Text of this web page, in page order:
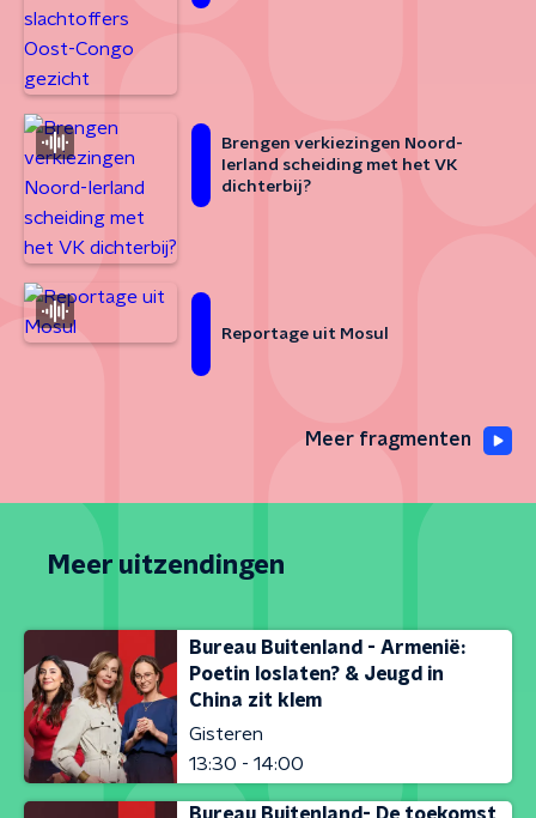
Brengen verkiezingen Noord-
Ierland scheiding met het VK
dichterbij?
Reportage uit Mosul
Meer fragmenten
Meer uitzendingen
Bureau Buitenland - Armenië:
Poetin loslaten? & Jeugd in
China zit klem
Gisteren
13:30 - 14:00